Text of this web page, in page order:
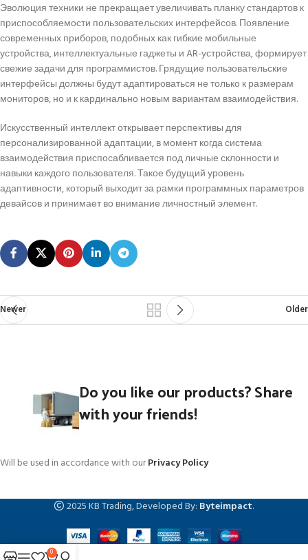
Эволюция техники не прекращает увеличивать планку стандартов к
приспособляемости пользовательских интерфейсов. Появление
современных приборов, подобных как гибкие мобильные
устройства, интеллектуальные гаджеты и AR-устройства, формирует
свежие задачи для программистов. Грядущие пользовательские
интерфейсы должны будут адаптироваться не только к размерам
мониторов, но и к кардинально новым вариантам взаимодействия.
Искусственный интеллект открывает перспективы для
персонализированной адаптации, в момент когда система
взаимодействия приспосабливается под личные склонности и
навыки каждого пользователя. Такое будущий уровень
адаптивности, который выходит за рамки программных параметров
девайсов и принимает во внимание личностный элемент.
Newer Older
Do you like our products? Share
with your friends!
Will be used in accordance with ourPrivacy Policy
2025 KB Trading, Developed By: Byteimpact.
0